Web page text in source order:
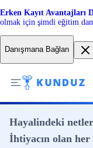
Erken Kayıt Avantajları
olmak için şimdi eğitim
Danışmana Bağlan
Hayalindeki
İhtiyacın olan her